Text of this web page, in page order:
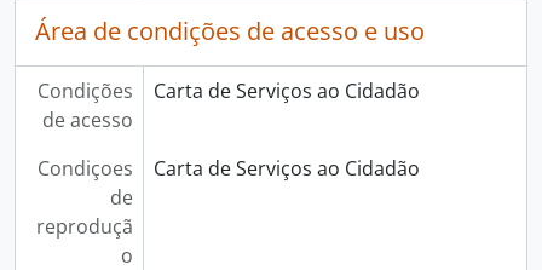
Área de condições de acesso e uso
Condições
de acesso
Carta de Serviços ao Cidadão
Condiçoes
de
reproduçã
o
Carta de Serviços ao Cidadão